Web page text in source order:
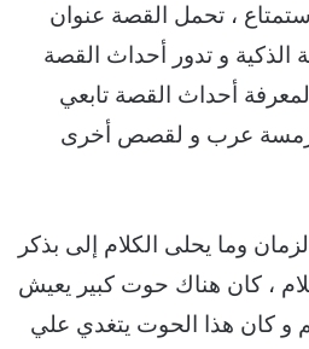
، تحمل القصة عنوان
و تدور أحداث القصة
أحداث القصة تابعي
رمسة عرب و لقصص أخرى
وما يحلى الكلام إلى بذكر
، كان هناك حوت كبير يعيش
كان هذا الحوت يتغدي علي